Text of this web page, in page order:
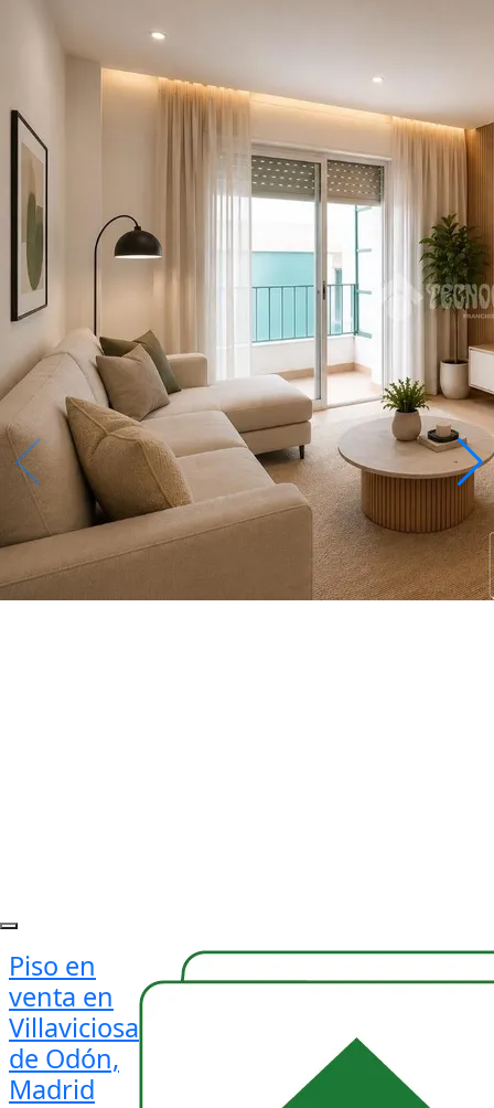
Piso en
venta en
Villaviciosa
de Odón,
Madrid